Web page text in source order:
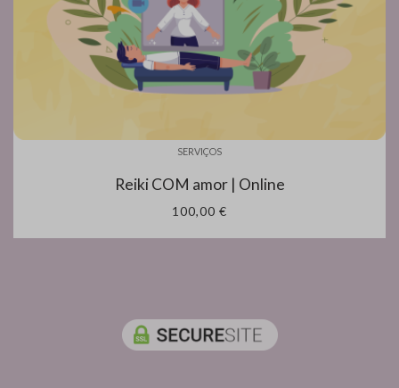
SERVIÇOS
Reiki COM amor | Online
100,00 €